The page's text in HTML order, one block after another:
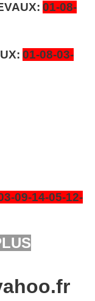
01-08-
01-08-03-
09-14-05-12-